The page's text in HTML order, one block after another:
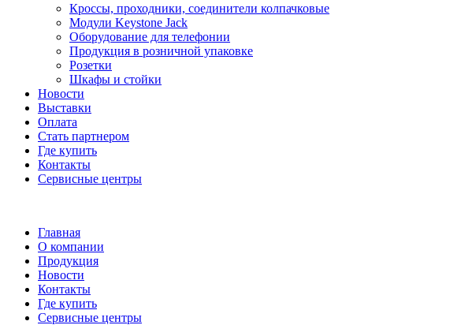
Кроссы, проходники, соединители колпачковые
Модули Keystone Jack
Оборудование для телефонии
Продукция в розничной упаковке
Розетки
Шкафы и стойки
Новости
Выставки
Оплата
Стать партнером
Где купить
Контакты
Сервисные центры
Главная
О компании
Продукция
Новости
Контакты
Где купить
Сервисные центры